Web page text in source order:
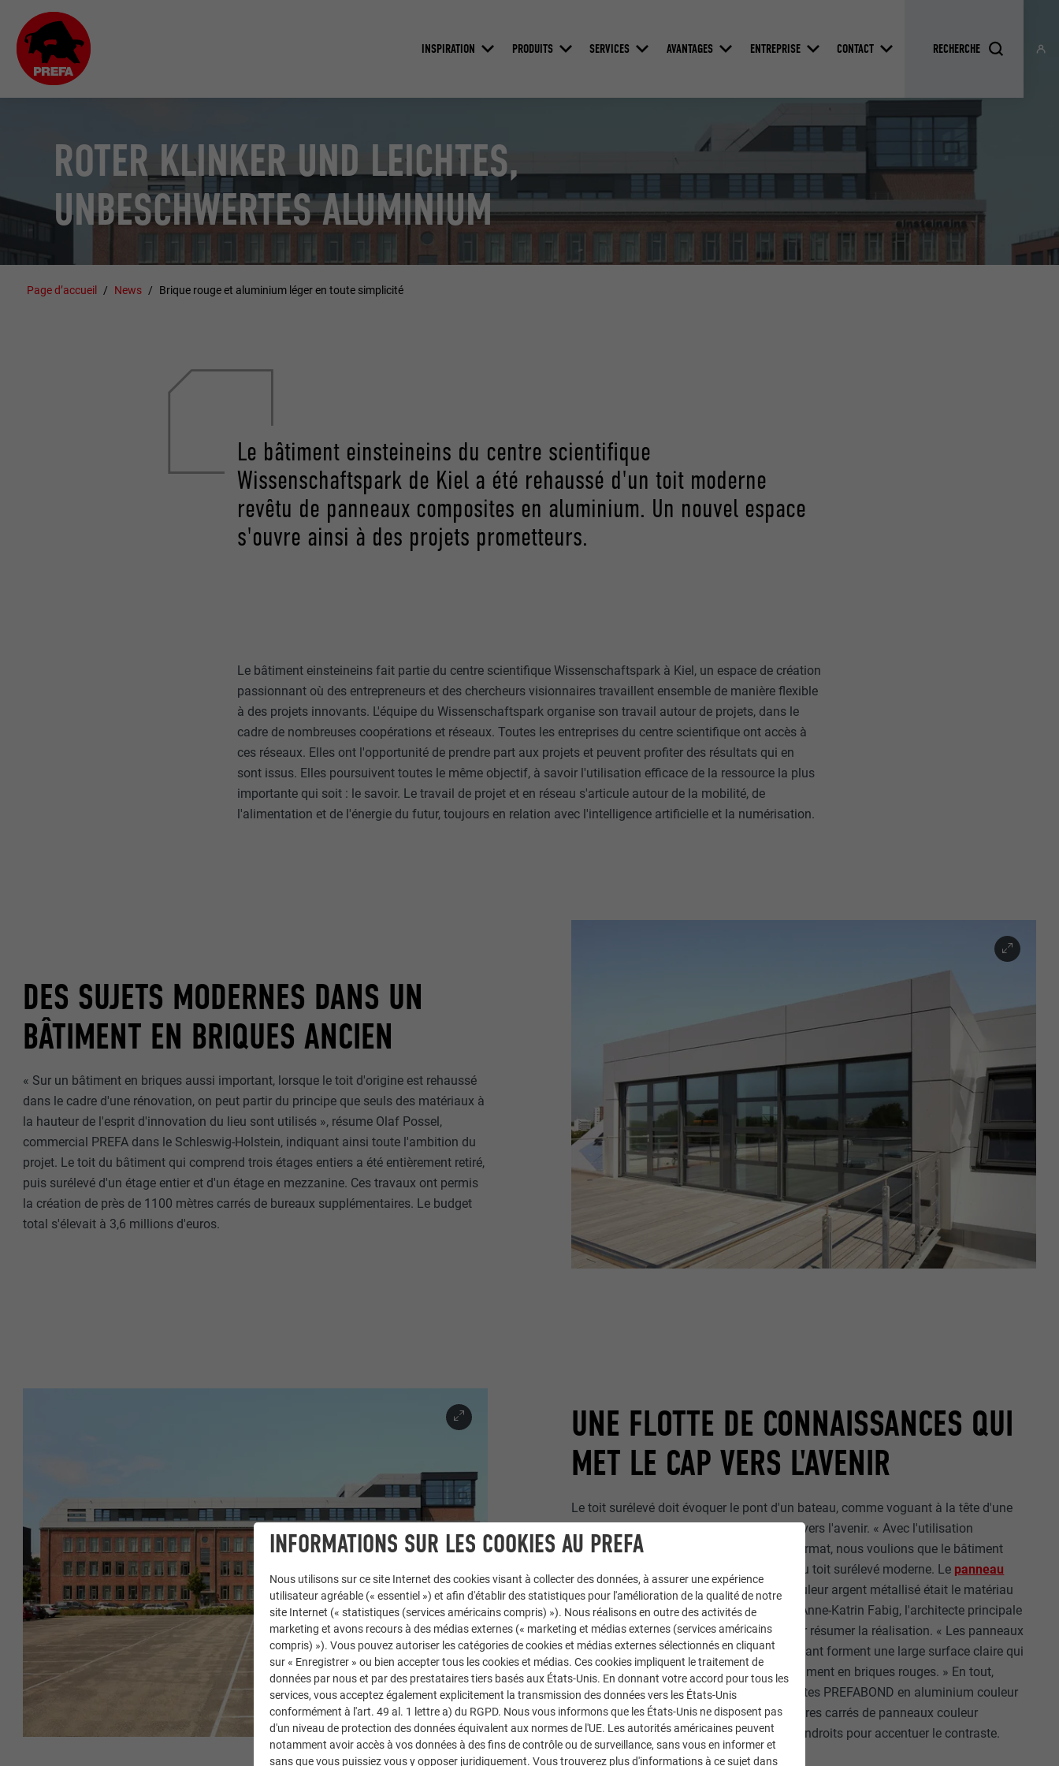
INSPIRATION PRODUITS SERVICES AVANTAGES ENTREPRISE CONTACT
ROTER KLINKER UND LEICHTES,
UNBESCHWERTES ALUMINIUM
Page d’accueil News Brique rouge et aluminium léger en toute simplicité
Le bâtiment einsteineins du centre scientifique
Wissenschaftspark de Kiel a été rehaussé d'un toit moderne
revêtu de panneaux composites en aluminium. Un nouvel espace
s'ouvre ainsi à des projets prometteurs.
Le bâtiment einsteineins fait partie du centre scientifique Wissenschaftspark à Kiel, un espace de création
passionnant où des entrepreneurs et des chercheurs visionnaires travaillent ensemble de manière flexible
à des projets innovants. L'équipe du Wissenschaftspark organise son travail autour de projets, dans le
cadre de nombreuses coopérations et réseaux. Toutes les entreprises du centre scientifique ont accès à
ces réseaux. Elles ont l'opportunité de prendre part aux projets et peuvent profiter des résultats qui en
sont issus. Elles poursuivent toutes le même objectif, à savoir l'utilisation efficace de la ressource la plus
importante qui soit : le savoir. Le travail de projet et en réseau s'articule autour de la mobilité, de
l'alimentation et de l'énergie du futur, toujours en relation avec l'intelligence artificielle et la numérisation.
DES SUJETS MODERNES DANS UN
BÂTIMENT EN BRIQUES ANCIEN
« Sur un bâtiment en briques aussi important, lorsque le toit d'origine est rehaussé
dans le cadre d'une rénovation, on peut partir du principe que seuls des matériaux à
la hauteur de l'esprit d'innovation du lieu sont utilisés », résume Olaf Possel,
commercial PREFA dans le Schleswig-Holstein, indiquant ainsi toute l'ambition du
projet. Le toit du bâtiment qui comprend trois étages entiers a été entièrement retiré,
puis surélevé d'un étage entier et d'un étage en mezzanine. Ces travaux ont permis
la création de près de 1100 mètres carrés de bureaux supplémentaires. Le budget
total s'élevait à 3,6 millions d'euros.
UNE FLOTTE DE CONNAISSANCES QUI
MET LE CAP VERS L'AVENIR
Le toit surélevé doit évoquer le pont d'un bateau, comme voguant à la tête d'une
prestigieuse flotte de connaissances, cap vers l'avenir. « Avec l'utilisation
d'éléments de façade lisses et de grand format, nous voulions que le bâtiment
ancien existant se démarque clairement du toit surélevé moderne. Le panneau
composite PREFABOND en aluminium couleur argent métallisé était le matériau
idéal pour arriver à ce résultat », explique Anne-Katrin Fabig, l'architecte principale
du cabinet s2n-architekten Part. mbB, pour résumer la réalisation. « Les panneaux
de façade de qualité à l'aspect lisse et brillant forment une large surface claire qui
couronne avec légèreté et simplicité le bâtiment en briques rouges. » En tout,
1000 mètres carrés de panneaux composites PREFABOND en aluminium couleur
argent métalliséont été posés, et 200 mètres carrés de panneaux couleur
anthracitemat ont été utilisés à certains endroits pour accentuer le contraste.
INFORMATIONS SUR LES COOKIES AU PREFA
Nous utilisons sur ce site Internet des cookies visant à collecter des données, à assurer une expérience
utilisateur agréable (« essentiel ») et afin d'établir des statistiques pour l'amélioration de la qualité de notre
site Internet (« statistiques (services américains compris) »). Nous réalisons en outre des activités de
marketing et avons recours à des médias externes (« marketing et médias externes (services américains
compris) »). Vous pouvez autoriser les catégories de cookies et médias externes sélectionnés en cliquant
sur « Enregistrer » ou bien accepter tous les cookies et médias. Ces cookies impliquent le traitement de
données par nous et par des prestataires tiers basés aux États-Unis. En donnant votre accord pour tous les
services, vous acceptez également explicitement la transmission des données vers les États-Unis
conformément à l'art. 49 al. 1 lettre a) du RGPD. Nous vous informons que les États-Unis ne disposent pas
d'un niveau de protection des données équivalent aux normes de l'UE. Les autorités américaines peuvent
notamment avoir accès à vos données à des fins de contrôle ou de surveillance, sans vous en informer et
sans que vous puissiez vous y opposer juridiquement. Vous trouverez plus d'informations à ce sujet dans